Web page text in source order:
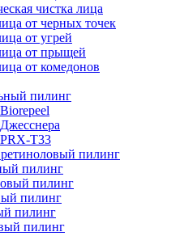
чистка лица
от черных точек
от угрей
от прыщей
от комедонов
пилинг
T33
пилинг
пилинг
пилинг
пилинг
пилинг
пилинг